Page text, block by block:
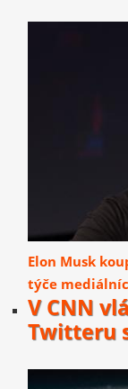
Elon Musk
týče
V CNN
Twitteru